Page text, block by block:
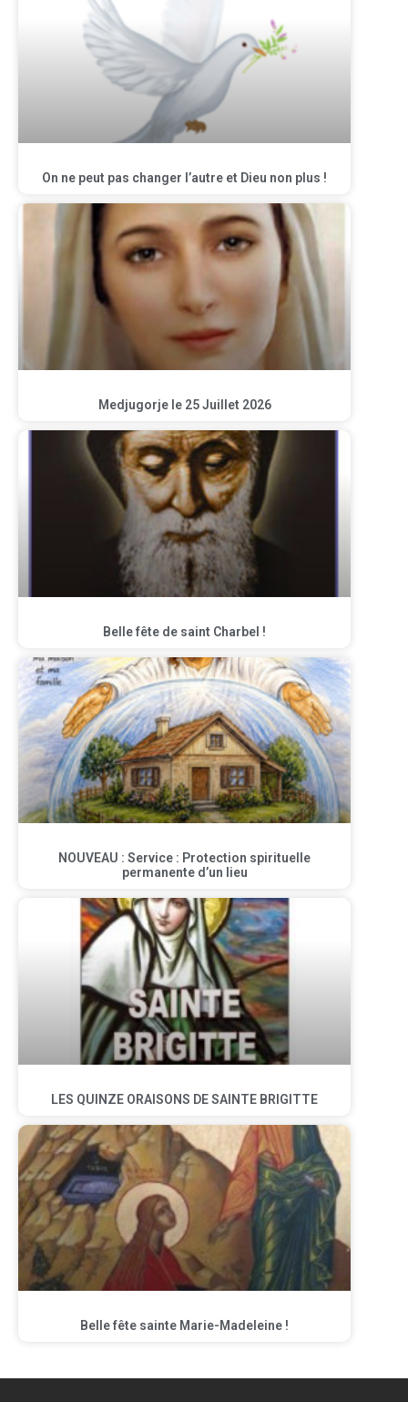
On ne peut pas changer l’autre et Dieu non plus !
Medjugorje le 25 Juillet 2026
Belle fête de saint Charbel !
NOUVEAU : Service : Protection spirituelle
permanente d’un lieu
LES QUINZE ORAISONS DE SAINTE BRIGITTE
Belle fête sainte Marie-Madeleine !